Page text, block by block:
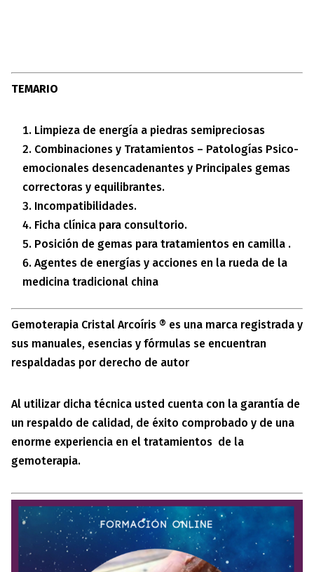
TEMARIO
Limpieza de energía a piedras semipreciosas
Combinaciones y Tratamientos – Patologías Psico-
emocionales desencadenantes y Principales gemas
correctoras y equilibrantes.
Incompatibilidades.
Ficha clínica para consultorio.
Posición de gemas para tratamientos en camilla .
Agentes de energías y acciones en la rueda de la
medicina tradicional china
Gemoterapia Cristal Arcoíris ® es una marca registrada y
sus manuales, esencias y fórmulas se encuentran
respaldadas por derecho de autor
Al utilizar dicha técnica usted cuenta con la garantía de
un respaldo de calidad, de éxito comprobado y de una
enorme experiencia en el tratamientos de la
gemoterapia.